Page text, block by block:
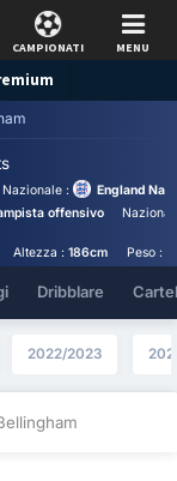
CAMPIONATI MENU
:
England
offensivo
Altezza :186cm Peso :
Dribblare
2022/2023